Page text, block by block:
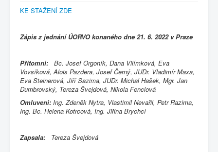
KE STAŽENÍ ZDE
Zápis z jednání ÚORVO konaného dne 21. 6. 2022 v Praze
Přítomni: Bc. Josef Orgoník, Dana Vilímková, Eva
Vovsíková, Alois Pazdera, Josef Černý, JUDr. Vladimír Maxa,
Eva Steinerová, Jiří Sazima, JUDr. Michal Hašek, Mgr. Jan
Dumbrovský, Tereza Švejdová, Nikola Fenclová
Omluveni: Ing. Zdeněk Nytra, Vlastimil Nevařil, Petr Razima,
Ing. Bc. Helena Kotrcová, Ing. Jiřina Brychcí
Zapsala: Tereza Švejdová